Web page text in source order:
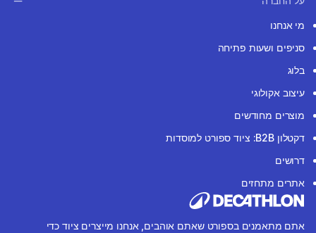
מי אנחנו
סניפים ושעות פתיחה
בלוג
עיצוב אקולוגי
מוצרים מחודשים
דקטלון B2B: ציוד ספורט למוסדות
דרושים
אתרים מתחזים
אתם מתאמנים בספורט שאתם אוהבים, אנחנו מייצרים ציוד כדי